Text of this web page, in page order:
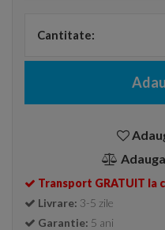
Cantitate:
Transport GRATUIT la
Livrare: 3-5 zile
Garantie: 5 ani